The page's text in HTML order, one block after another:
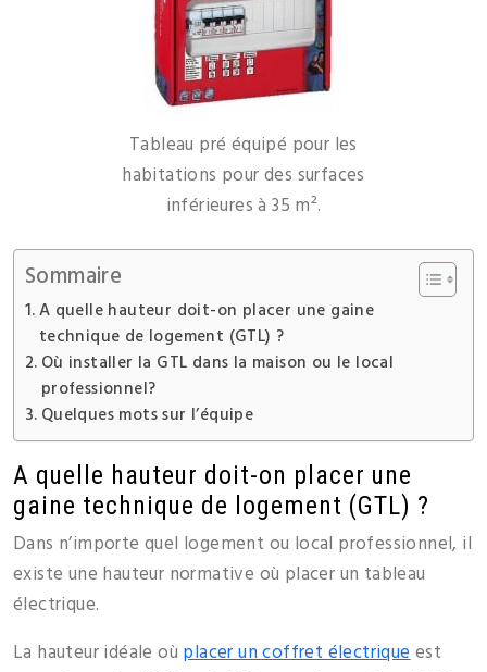
Tableau pré équipé pour les
habitations pour des surfaces
inférieures à 35 m².
Sommaire
A quelle hauteur doit-on placer une gaine
technique de logement (GTL) ?
Où installer la GTL dans la maison ou le local
professionnel?
Quelques mots sur l’équipe
A quelle hauteur doit-on placer une
gaine technique de logement (GTL) ?
Dans n’importe quel logement ou local professionnel, il
existe une hauteur normative où placer un tableau
électrique.
La hauteur idéale où placer un coffret électriqueest